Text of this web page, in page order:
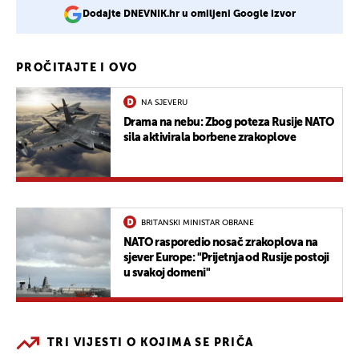
Dodajte DNEVNIK.hr u omiljeni Google izvor
PROČITAJTE I OVO
NA SJEVERU
Drama na nebu: Zbog poteza Rusije NATO
sila aktivirala borbene zrakoplove
BRITANSKI MINISTAR OBRANE
NATO rasporedio nosač zrakoplova na
sjever Europe: "Prijetnja od Rusije postoji
u svakoj domeni"
TRI VIJESTI O KOJIMA SE PRIČA